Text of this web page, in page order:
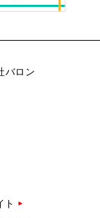
バロン
ト